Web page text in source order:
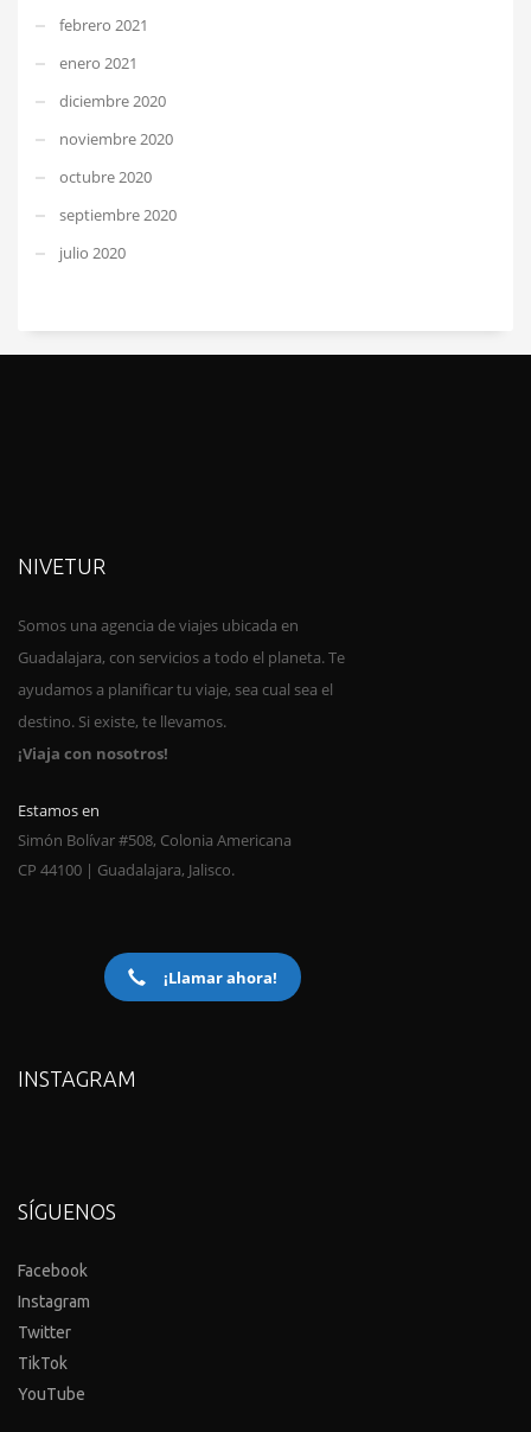
febrero 2021
enero 2021
diciembre 2020
noviembre 2020
octubre 2020
septiembre 2020
julio 2020
NIVETUR
Somos una agencia de viajes ubicada en
Guadalajara, con servicios a todo el planeta. Te
ayudamos a planificar tu viaje, sea cual sea el
destino. Si existe, te llevamos.
¡Viaja con nosotros!
Estamos en
Simón Bolívar #508, Colonia Americana
CP 44100 | Guadalajara, Jalisco.
¡Llamar ahora!
INSTAGRAM
SÍGUENOS
Facebook
Instagram
Twitter
TikTok
YouTube